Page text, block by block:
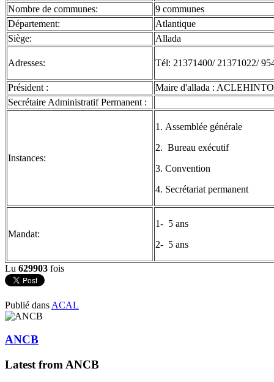
Nombre de communes:
9 communes
Département:
Atlantique
Siège:
Allada
Adresses: Tél: 21371400/ 21371022/
Président :
Maire d'allada :
Secrétaire Administratif Permanent :
Instances:
1. Assemblée générale
2. Bureau exécutif
3. Convention
4. Secrétariat permanent
Mandat:
1- 5 ans
2- 5 ans
Lu 629903 fois
Publié dans ACAL
ANCB
Latest from ANCB